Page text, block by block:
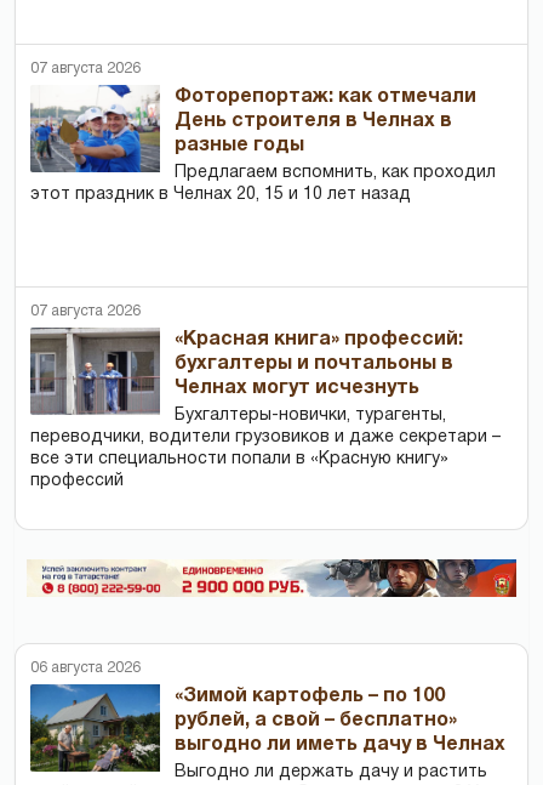
07 августа 2026
Фоторепортаж: как отмечали
День строителя в Челнах в
разные годы
Предлагаем вспомнить, как проходил
этот праздник в Челнах 20, 15 и 10 лет назад
07 августа 2026
«Красная книга» профессий:
бухгалтеры и почтальоны в
Челнах могут исчезнуть
Бухгалтеры-новички, тур­агенты,
переводчики, водители грузовиков и даже секретари –
все эти специальности попали в «Красную книгу»
профессий
06 августа 2026
«Зимой картофель – по 100
рублей, а свой – бесплатно»
выгодно ли иметь дачу в Челнах
Выгодно ли держать дачу и растить